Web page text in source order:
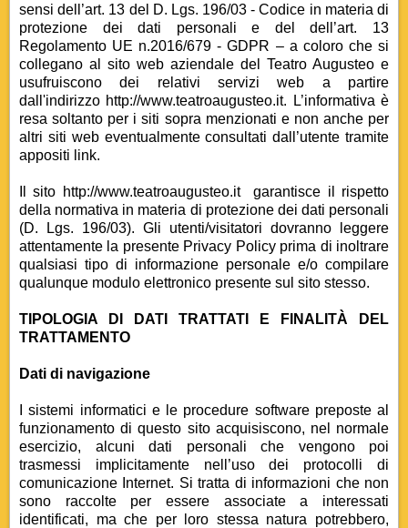
sensi dell’art. 13 del D. Lgs. 196/03 - Codice in materia di
protezione dei dati personali e del dell’art. 13
Regolamento UE n.2016/679 - GDPR – a coloro che si
collegano al sito web aziendale del Teatro Augusteo e
usufruiscono dei relativi servizi web a partire
dall'indirizzo http://www.teatroaugusteo.it. L’informativa è
resa soltanto per i siti sopra menzionati e non anche per
altri siti web eventualmente consultati dall’utente tramite
appositi link.
Il sito http://www.teatroaugusteo.it garantisce il rispetto
della normativa in materia di protezione dei dati personali
(D. Lgs. 196/03). Gli utenti/visitatori dovranno leggere
attentamente la presente Privacy Policy prima di inoltrare
qualsiasi tipo di informazione personale e/o compilare
qualunque modulo elettronico presente sul sito stesso.
TIPOLOGIA DI DATI TRATTATI E FINALITÀ DEL
TRATTAMENTO
Dati di navigazione
I sistemi informatici e le procedure software preposte al
funzionamento di questo sito acquisiscono, nel normale
esercizio, alcuni dati personali che vengono poi
trasmessi implicitamente nell’uso dei protocolli di
comunicazione Internet. Si tratta di informazioni che non
sono raccolte per essere associate a interessati
identificati, ma che per loro stessa natura potrebbero,